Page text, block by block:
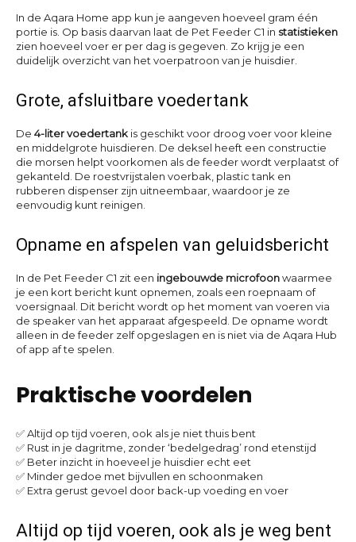
In de Aqara Home app kun je aangeven hoeveel gram één
portie is. Op basis daarvan laat de Pet Feeder C1 in statistieken
zien hoeveel voer er per dag is gegeven. Zo krijg je een
duidelijk overzicht van het voerpatroon van je huisdier.
Grote, afsluitbare voedertank
De 4-liter voedertank is geschikt voor droog voer voor kleine
en middelgrote huisdieren. De deksel heeft een constructie
die morsen helpt voorkomen als de feeder wordt verplaatst of
gekanteld. De roestvrijstalen voerbak, plastic tank en
rubberen dispenser zijn uitneembaar, waardoor je ze
eenvoudig kunt reinigen.
Opname en afspelen van geluidsbericht
In de Pet Feeder C1 zit een ingebouwde microfoonwaarmee
je een kort bericht kunt opnemen, zoals een roepnaam of
voersignaal. Dit bericht wordt op het moment van voeren via
de speaker van het apparaat afgespeeld. De opname wordt
alleen in de feeder zelf opgeslagen en is niet via de Aqara Hub
of app af te spelen.
Praktische voordelen
✅ Altijd op tijd voeren, ook als je niet thuis bent
✅ Rust in je dagritme, zonder ‘bedelgedrag’ rond etenstijd
✅ Beter inzicht in hoeveel je huisdier echt eet
✅ Minder gedoe met bijvullen en schoonmaken
✅ Extra gerust gevoel door back-up voeding en voer
Altijd op tijd voeren, ook als je weg bent